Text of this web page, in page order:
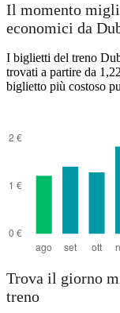
Il momento
economici da
I biglietti del treno
trovati a partire da
biglietto più costoso
Trova il giorno
treno